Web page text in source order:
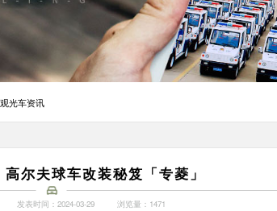
光车资讯
尔夫球车改装秘笈「专菱」
发表时间：2024-03-29 浏览量：1471